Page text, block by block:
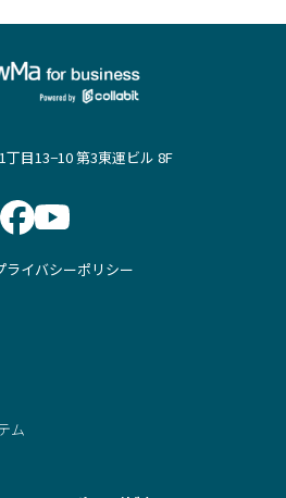
丁目13−10 第3東運ビル 8F
ライバシーポリシー
ム